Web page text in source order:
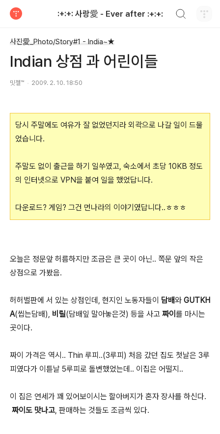
:+:+: 사랑愛 - Ever after :+:+:
사진愛_Photo/Story#1 - India~★
Indian 상점 과 어린이들
밋첼™ 2009. 2. 10. 18:50
당시 주말에도 여유가 잘 없었던지라 외곽으로 나갈 일이 드물
었습니다.
주말도 없이 출근을 하기 일쑤였고, 숙소에서 초당 10KB 정도
의 인터넷으로 VPN을 붙여 일을 했었답니다.
다운로드? 게임? 그건 먼나라의 이야기였답니다..ㅎㅎㅎ
오늘은 정문앞 허름하지만 조금은 큰 곳이 아닌.. 쪽문 앞의 작은
상점으로 가봤음.
허허벌판에 서 있는 상점인데, 현지인 노동자들이 담배와 GUTKH
A(씹는담배), 비릴(담배잎 말아놓은것) 등을 사고 짜이 를 마시는
곳이다.
짜이 가격은 역시.. Thin 루피..(3루피) 처음 갔던 집도 첫날은 3루
피였다가 이튿날 5루피로 돌변했었는데.. 이집은 어떨지..
이 집은 연세가 꽤 있어보이시는 할아버지가 혼자 장사를 하신다.
짜이도 맛나고, 판매하는 것들도 조금씩 있다.